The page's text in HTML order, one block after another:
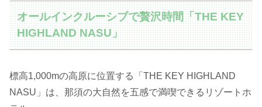
オールインクルーシブで贅沢時間「THE KEY
HIGHLAND NASU」
標高1,000mの高原に位置する「THE KEY HIGHLAND
NASU」は、那須の大自然を五感で満喫できるリゾートホ